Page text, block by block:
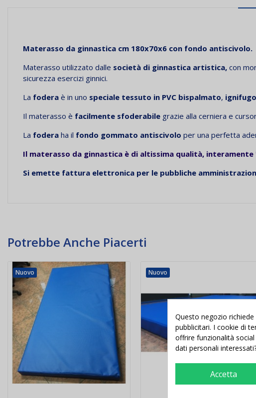
Materasso da ginnastica cm 180x70x6 con fondo antiscivolo.
Materasso utilizzato dalle società di ginnastica artistica, con
sicurezza esercizi ginnici.
La fodera è in uno speciale tessuto in PVC bispalmato, ignifugo
Il materasso è facilmente sfoderabile grazie alla cerniera e
La fodera ha il fondo gommato antiscivolo per una perfetta
Il materasso da ginnastica è di altissima qualità,
Si emette fattura elettronica per le pubbliche
Potrebbe Anche Piacerti
Nuovo Nuovo
Questo negozio
pubblicitari. I cookie di
offrire funzionalità
dati personali
Accetta